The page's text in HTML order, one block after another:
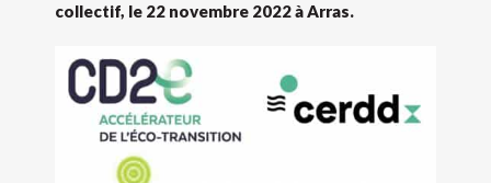
collectif, le 22 novembre 2022 à Arras.